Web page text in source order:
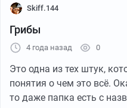
100 грамм или в
Skiff.144
Грибы
4 года назад 0
Это одна из тех штук,
понятия о чем это всё.
то даже папка есть с